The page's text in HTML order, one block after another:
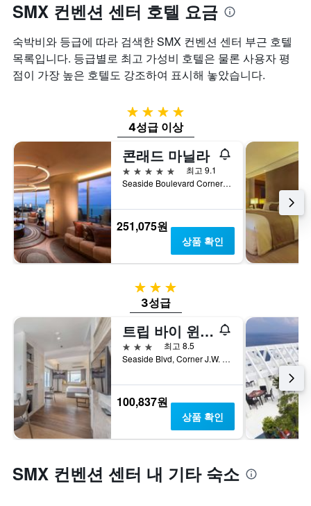
SMX 컨벤션 센터 호텔 요금
숙박비와 등급에 따라 검색한 SMX 컨벤션 센터 부근 호텔
목록입니다. 등급별로 최고 가성비 호텔은 물론 사용자 평
점이 가장 높은 호텔도 강조하여 표시해 놓았습니다.
4성급
4성급 이상
콘래드 마닐라
5성급
최고 9.1
Seaside Boulevard Corner Coral Way, 파사이, 필리핀
251,075원
상품 확인
3성급
3성급
트립 바이 윈덤 몰 오브 아시아 마닐라
3성급
최고 8.5
Seaside Blvd, Corner J.W. Diokno Blvd, 파사이, 필리핀
100,837원
상품 확인
SMX 컨벤션 센터 내 기타 숙소